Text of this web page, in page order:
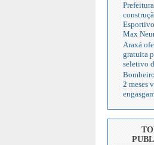
Max
Araxá
gratuita
seletivo
2 meses